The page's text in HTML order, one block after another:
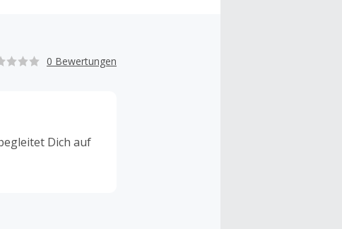
0 Bewertungen
Dich auf